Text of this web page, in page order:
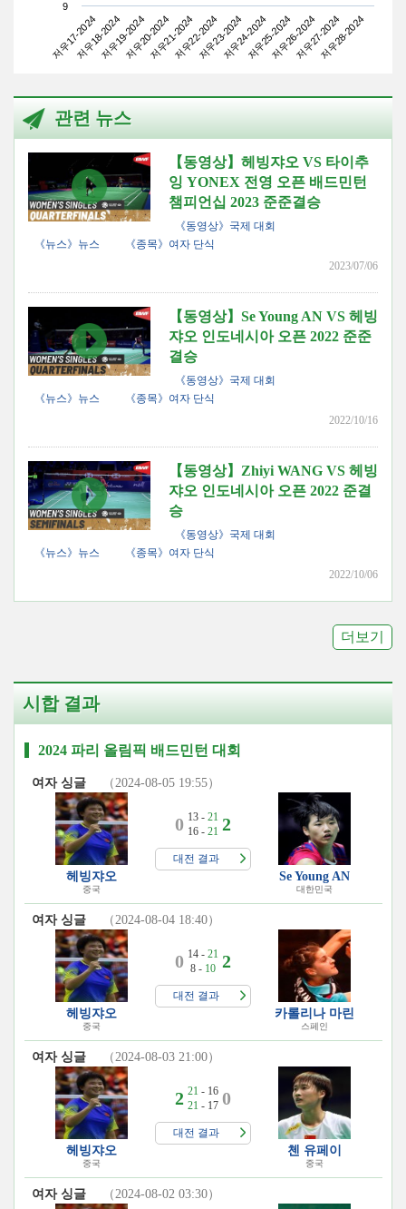
저우17-2024
저우18-2024저우19-2024저우20-2024저우21-2024저우22-2024저우23-2024저우24-2024저우25-2024저우26-2024저우27-2024저우28-2024
9
관련 뉴스
【동영상】헤빙쟈오 VS 타이추
잉 YONEX 전영 오픈 배드민턴
챔피언십 2023 준준결승
《동영상》국제 대회
《뉴스》뉴스
《종목》여자 단식
2023/07/06
【동영상】Se Young AN VS 헤빙
쟈오 인도네시아 오픈 2022 준준
결승
《동영상》국제 대회
《뉴스》뉴스
《종목》여자 단식
2022/10/16
【동영상】Zhiyi WANG VS 헤빙
쟈오 인도네시아 오픈 2022 준결
승
《동영상》국제 대회
《뉴스》뉴스
《종목》여자 단식
2022/10/06
더보기
시합 결과
2024 파리 올림픽 배드민턴 대회
여자 싱글 （2024-08-05 19:55）
헤빙쟈오
중국
0 13 - 21
16 - 21 2
대전 결과
Se Young AN
대한민국
여자 싱글 （2024-08-04 18:40）
헤빙쟈오
중국
0 14 - 21
8 - 10 2
대전 결과
카롤리나 마린
스페인
여자 싱글 （2024-08-03 21:00）
헤빙쟈오
중국
2 21 - 16
21 - 17 0
대전 결과
첸 유페이
중국
여자 싱글 （2024-08-02 03:30）